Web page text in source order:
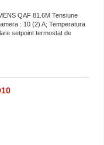
QAF 81.6M Tensiune
: 10 (2) A; Temperatura
setpoint termostat de